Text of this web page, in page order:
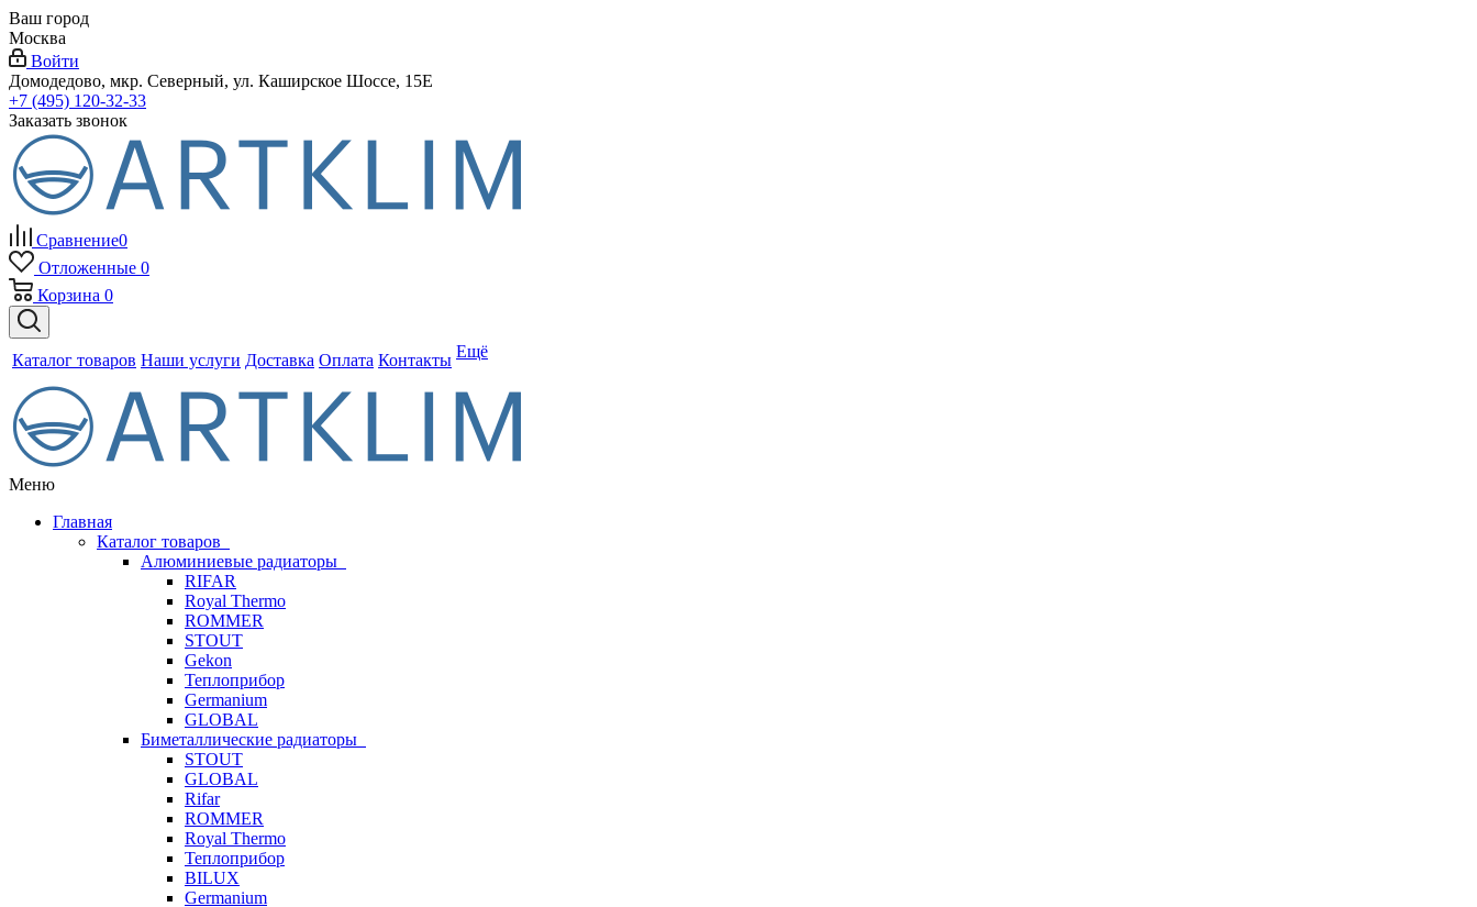
Ваш город
Москва
Войти
Домодедово, мкр. Северный, ул. Каширское Шоссе, 15Е
+7 (495) 120-32-33
Заказать звонок
Сравнение0
Отложенные 0
Корзина 0
Каталог товаров Наши услуги Доставка Оплата Контакты Ещё
Меню
Главная
Каталог товаров
Алюминиевые радиаторы
RIFAR
Royal Thermo
ROMMER
STOUT
Gekon
Теплоприбор
Germanium
GLOBAL
Биметаллические радиаторы
STOUT
GLOBAL
Rifar
ROMMER
Royal Thermo
Теплоприбор
BILUX
Germanium